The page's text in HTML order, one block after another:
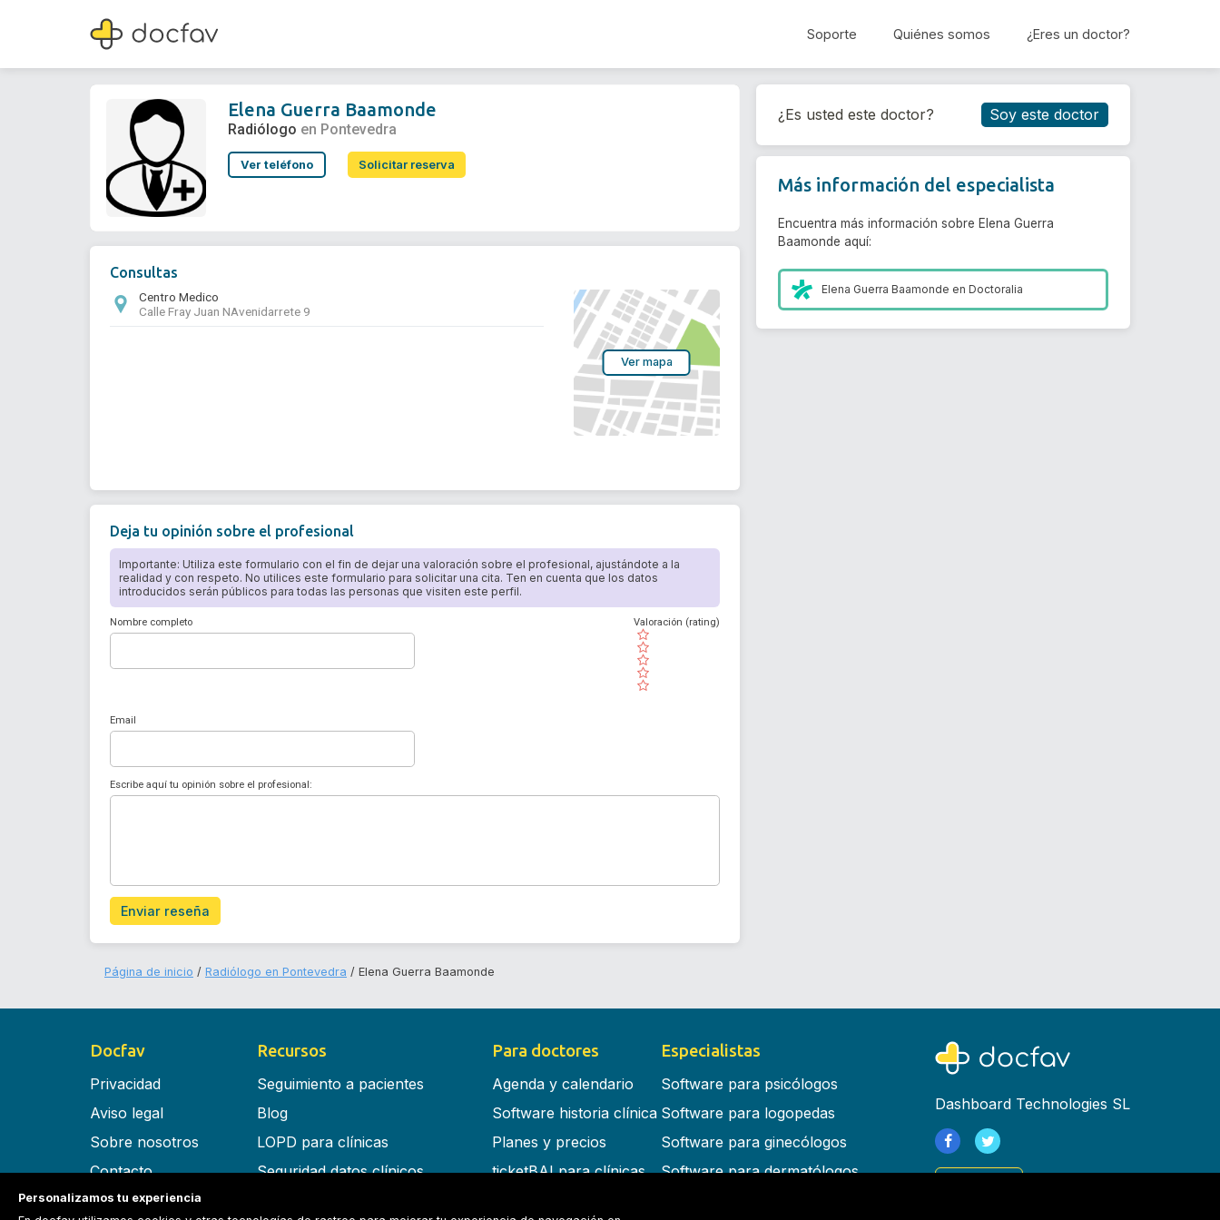
Soporte Quiénes somos ¿Eres un doctor?
Elena Guerra Baamonde
Radiólogo
Reservar cita
Elena Guerra Baamonde
Radiólogo en Pontevedra
Ver teléfono Solicitar reserva
Consultas
Centro Medico
Calle Fray Juan NAvenidarrete 9
Ver mapa
Deja tu opinión sobre el profesional
Importante: Utiliza este formulario con el fin de dejar una valoración sobre el profesional, ajustándote a la
realidad y con respeto. No utilices este formulario para solicitar una cita. Ten en cuenta que los datos
introducidos serán públicos para todas las personas que visiten este perfil.
Nombre completo
( )
( )
( )
( )
( )
Valoración (rating)
Email
Escribe aquí tu opinión sobre el profesional:
Enviar reseña
¿Es usted este doctor? Soy este doctor
Más información del especialista
Encuentra más información sobre Elena Guerra
Baamonde aquí:
Elena Guerra Baamonde enDoctoralia
Página de inicio Radiólogo en Pontevedra Elena Guerra Baamonde
Docfav
Privacidad
Aviso legal
Sobre nosotros
Contacto
Términos y condiciones
Recursos
Seguimiento a pacientes
Blog
LOPD para clínicas
Seguridad datos clínicos
Para doctores
Agenda y calendario
Software historia clínica
Planes y precios
ticketBAI para clínicas
Especialistas
Software para psicólogos
Software para logopedas
Software para ginecólogos
Software para dermatólogos
Dashboard Technologies SL
Personalizamos tu experiencia